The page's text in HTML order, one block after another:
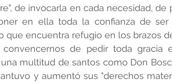
de invocarla en cada necesidad, de
en ella toda la confianza de ser
que encuentra refugio en los brazos
de pedir toda gracia
multitud de santos como Don
y aumentó sus "derechos